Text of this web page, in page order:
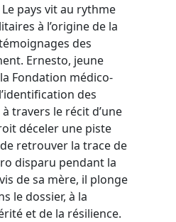
pays vit au rythme
à l’origine de la
des
Ernesto, jeune
Fondation médico-
des
travers le récit d’une
déceler une piste
retrouver la trace de
disparu pendant la
de sa mère, il plonge
le dossier, à la
et de la résilience.